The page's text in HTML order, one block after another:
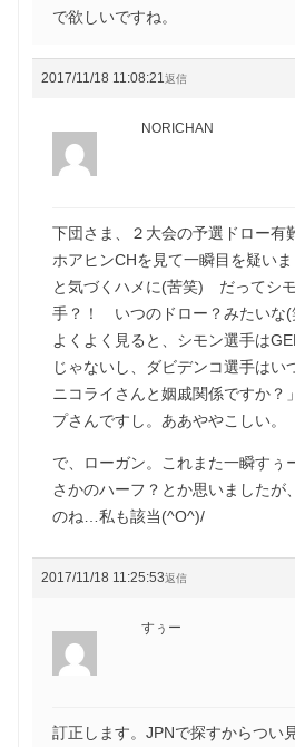
で欲しいですね。
2017/11/18 11:08:21返信
NORICHAN
下団さま、２大会の予選ドロー有
ホアヒンCHを見て一瞬目を疑い
と気づくハメに(苦笑) だってシ
手？！ いつのドロー？みたいな(
よくよく見ると、シモン選手は
じゃないし、ダビデンコ選手はい
ニコライさんと姻戚関係ですか？
プさんですし。ああややこしい。
で、ローガン。これまた一瞬す
さかのハーフ？とか思いました
のね…私も該当(^O^)/
2017/11/18 11:25:53返信
すぅー
訂正します。JPNで探すからつい